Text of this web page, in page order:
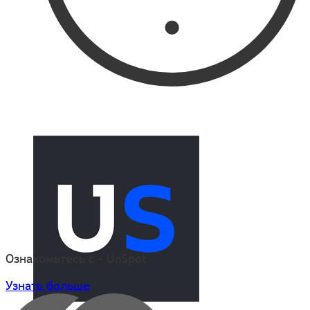
Ознакомьтесь с - UnSpot
Узнать больше